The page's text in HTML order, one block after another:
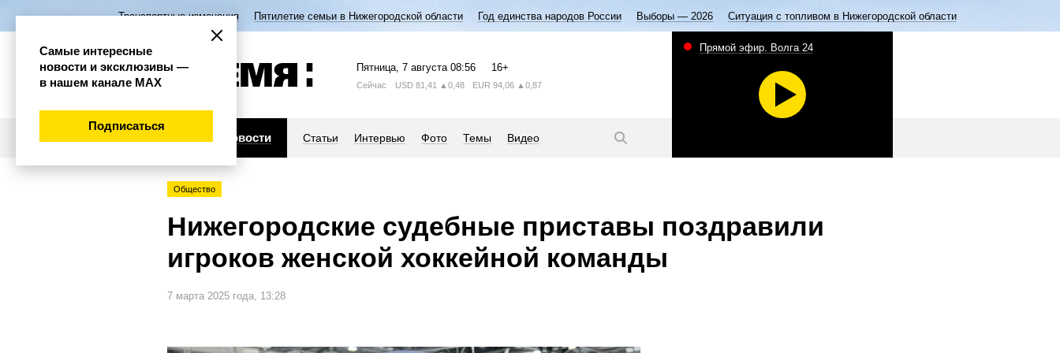
Транспортные изменения Пятилетие семьи в Нижегородской области Год единства народов России Выборы — 2026 Ситуация с топливом в Нижегородской области
Пятница, 7 августа 08:56 16+
Сейчас USD 81,41 ▲0,48 EUR 94,06 ▲0,87
Новости Статьи Интервью Фото Темы Видео
Прямой эфир. Волга 24
Общество
Нижегородские судебные приставы поздравили
игроков женской хоккейной команды
7 марта 2025 года, 13:28
Самые интересные
новости и эксклюзивы —
в нашем канале МАХ
Подписаться